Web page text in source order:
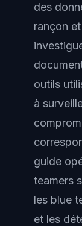
des
rançon
outils
à
guide
teamers
les blue
et les